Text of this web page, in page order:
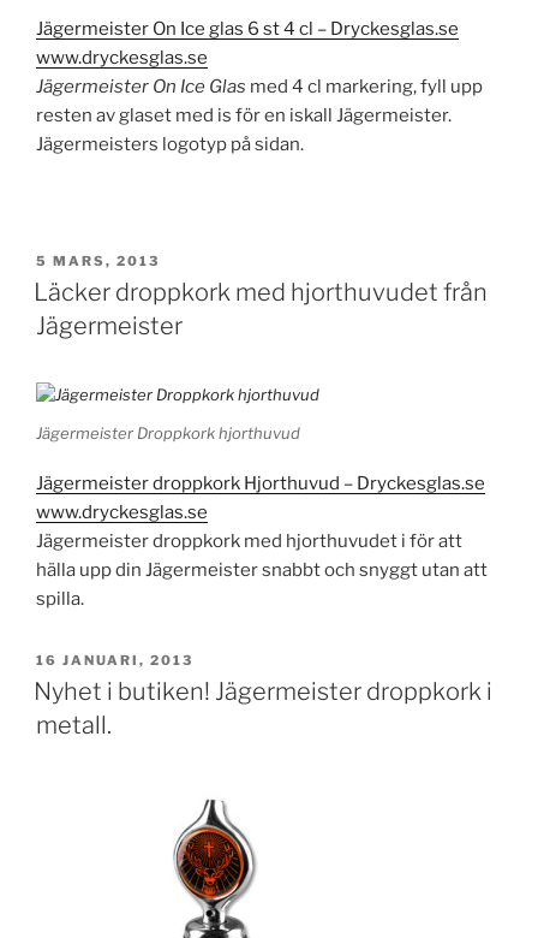
Jägermeister On Ice glas 6 st 4 cl – Dryckesglas.se
www.dryckesglas.se
Jägermeister On Ice Glas med 4 cl markering, fyll upp
resten av glaset med is för en iskall Jägermeister.
Jägermeisters logotyp på sidan.
PUBLICERAT
5 MARS, 2013
Läcker droppkork med hjorthuvudet från
Jägermeister
Jägermeister Droppkork hjorthuvud
Jägermeister droppkork Hjorthuvud – Dryckesglas.se
www.dryckesglas.se
Jägermeister droppkork med hjorthuvudet i för att
hälla upp din Jägermeister snabbt och snyggt utan att
spilla.
PUBLICERAT
16 JANUARI, 2013
Nyhet i butiken! Jägermeister droppkork i
metall.